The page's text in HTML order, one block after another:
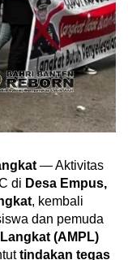
— Aktivitas
di Desa Empus,
, kembali
dan pemuda
(AMPL)
tindakan tegas